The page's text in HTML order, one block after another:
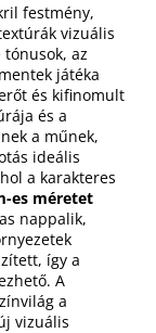
festmény,
vizuális
az
játéka
és kifinomult
és a
a műnek,
ideális
a karakteres
es méretet
nappalik,
így a
A
a
vizuális